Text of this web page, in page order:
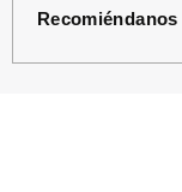
Recomiéndanos